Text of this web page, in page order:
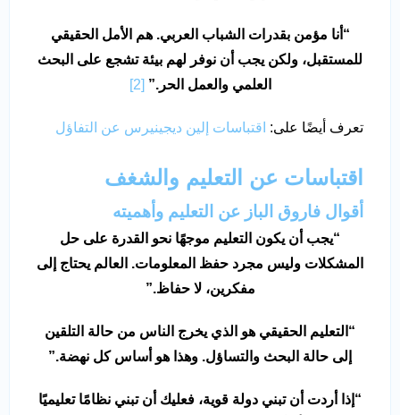
“ أنا مؤمن بقدرات الشباب العربي. هم الأمل الحقيقي
للمستقبل، ولكن يجب أن نوفر لهم بيئة تشجع على البحث
العلمي والعمل الحر.”
[2]
تعرف أيضًا على: اقتباسات إلين ديجينيرس عن التفاؤل
اقتباسات عن التعليم والشغف
أقوال فاروق الباز عن التعليم وأهميته
“يجب أن يكون التعليم موجهًا نحو القدرة على حل
المشكلات وليس مجرد حفظ المعلومات. العالم يحتاج إلى
مفكرين، لا حفاظ.”
“ التعليم الحقيقي هو الذي يخرج الناس من حالة التلقين
إلى حالة البحث والتساؤل. وهذا هو أساس كل نهضة.”
“ إذا أردت أن تبني دولة قوية، فعليك أن تبني نظامًا تعليميًا